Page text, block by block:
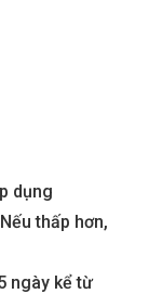
dụng
thấp hơn,
ngày kể từ